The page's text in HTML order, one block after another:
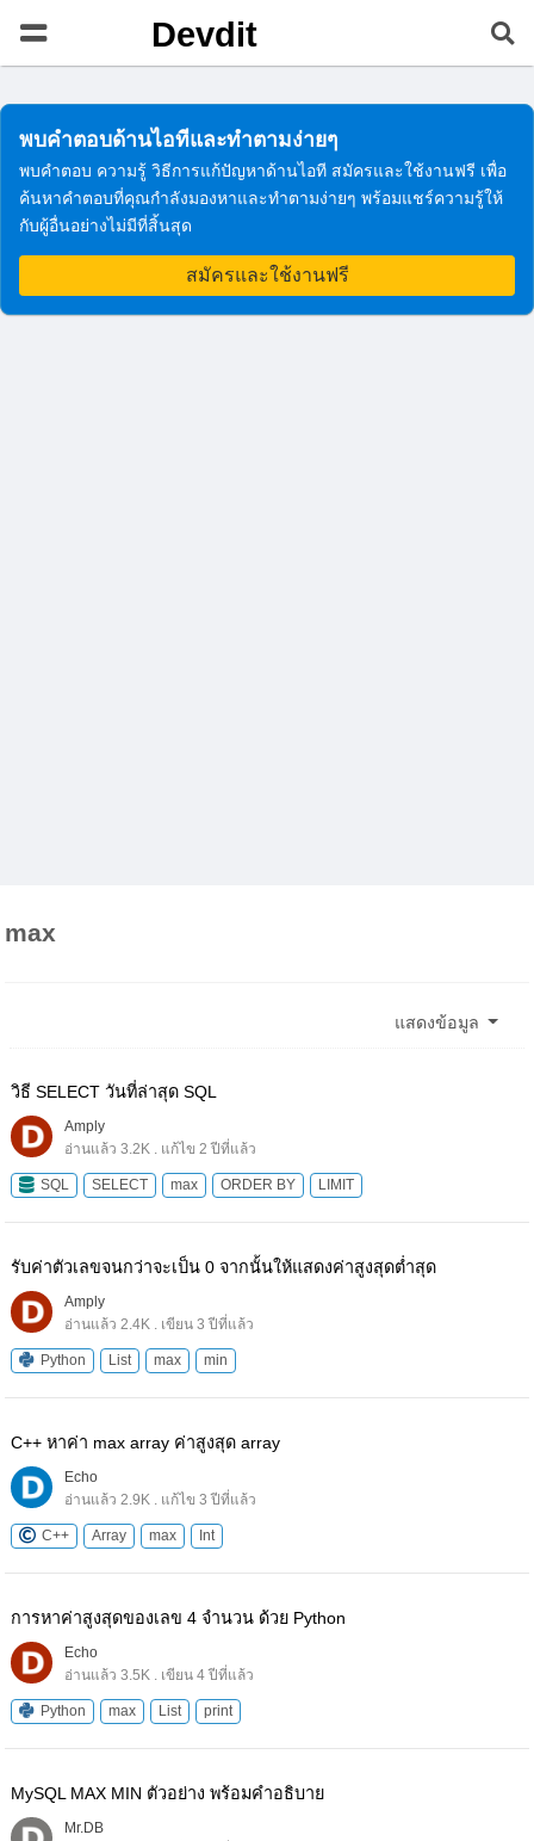
Devdit
พบคำตอบด้านไอทีและทำตามง่ายๆ
พบคำตอบ ความรู้ วิธีการแก้ปัญหาด้านไอที สมัครและใช้งานฟรี เพื่อ
ค้นหาคำตอบที่คุณกำลังมองหาและทำตามง่ายๆ พร้อมแชร์ความรู้ให้
กับผู้อื่นอย่างไม่มีที่สิ้นสุด
สมัครและใช้งานฟรี
max
แสดงข้อมูล
วิธี SELECT วันที่ล่าสุด SQL
Amply
อ่านแล้ว 3.2K . แก้ไข 2 ปีที่แล้ว
SQL SELECT max ORDER BY LIMIT
รับค่าตัวเลขจนกว่าจะเป็น 0 จากนั้นให้แสดงค่าสูงสุดต่ำสุด
Amply
อ่านแล้ว 2.4K . เขียน 3 ปีที่แล้ว
Python List max min
C++ หาค่า max array ค่าสูงสุด array
Echo
อ่านแล้ว 2.9K . แก้ไข 3 ปีที่แล้ว
C++ Array max Int
การหาค่าสูงสุดของเลข 4 จำนวน ด้วย Python
Echo
อ่านแล้ว 3.5K . เขียน 4 ปีที่แล้ว
Python max List print
MySQL MAX MIN ตัวอย่าง พร้อมคำอธิบาย
Mr.DB